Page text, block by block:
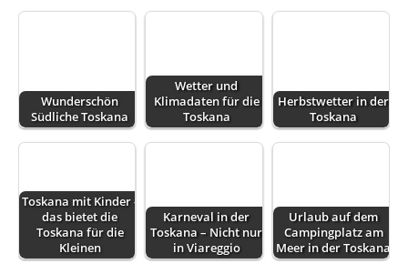
Wunderschön
Südliche Toskana
Wetter und
Klimadaten für die
Toskana
Herbstwetter in der
Toskana
Toskana mit Kinder -
das bietet die
Toskana für die
Kleinen
Karneval in der
Toskana – Nicht nur
in Viareggio
Urlaub auf dem
Campingplatz am
Meer in der Toskana